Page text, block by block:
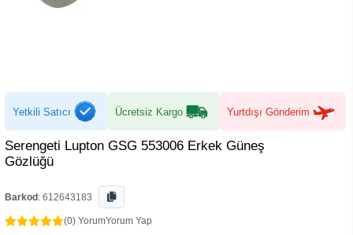
Yetkili Satıcı Ücretsiz Kargo Yurtdışı Gönderim
Serengeti Lupton GSG 553006 Erkek Güneş
Gözlüğü
Barkod : 612643183
(0) YorumYorum Yap